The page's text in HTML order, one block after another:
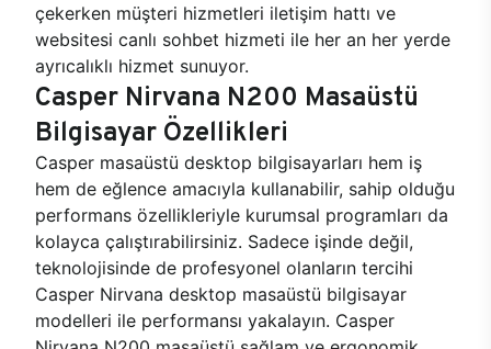
çekerken müşteri hizmetleri iletişim hattı ve
websitesi canlı sohbet hizmeti ile her an her yerde
ayrıcalıklı hizmet sunuyor.
Casper Nirvana N200 Masaüstü
Bilgisayar Özellikleri
Casper masaüstü desktop bilgisayarları hem iş
hem de eğlence amacıyla kullanabilir, sahip olduğu
performans özellikleriyle kurumsal programları da
kolayca çalıştırabilirsiniz. Sadece işinde değil,
teknolojisinde de profesyonel olanların tercihi
Casper Nirvana desktop masaüstü bilgisayar
modelleri ile performansı yakalayın. Casper